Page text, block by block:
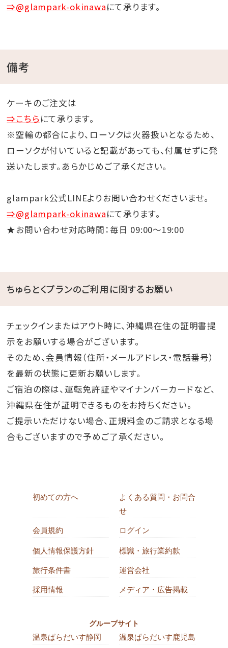
⇒@glampark-okinawaにて承ります。
備考
ケーキのご注文は
⇒こちら にて承ります。
※空輸の都合により、ローソクは火器扱いとなるため、
ローソクが付いていると記載があっても、付属せずに発
送いたします。あらかじめご了承ください。
glampark公式LINEよりお問い合わせくださいませ。
⇒@glampark-okinawaにて承ります。
★お問い合わせ対応時間：毎日 09:00～19:00
ちゅらとくプランのご利用に関するお願い
チェックインまたはアウト時に、沖縄県在住の証明書提
示をお願いする場合がございます。
そのため、会員情報（住所・メールアドレス・電話番号）
を最新の状態に更新お願いします。
ご宿泊の際は、運転免許証やマイナンバーカードなど、
沖縄県在住が証明できるものをお持ちください。
ご提示いただけない場合、正規料金のご請求となる場
合もございますので予めご了承ください。
初めての方へ
よくある質問・お問合
せ
会員規約 ログイン
個人情報保護方針 標識・旅行業約款
旅行条件書 運営会社
採用情報 メディア・広告掲載
グループサイト
温泉ぱらだいす静岡 温泉ぱらだいす鹿児島